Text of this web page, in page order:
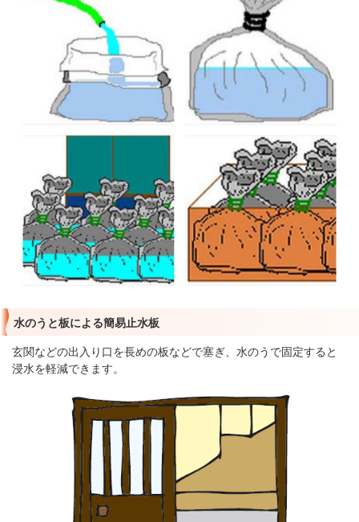
水のうと板による簡易止水板
玄関などの出入り口を長めの板などで塞ぎ、水のうで固定すると
浸水を軽減できます。